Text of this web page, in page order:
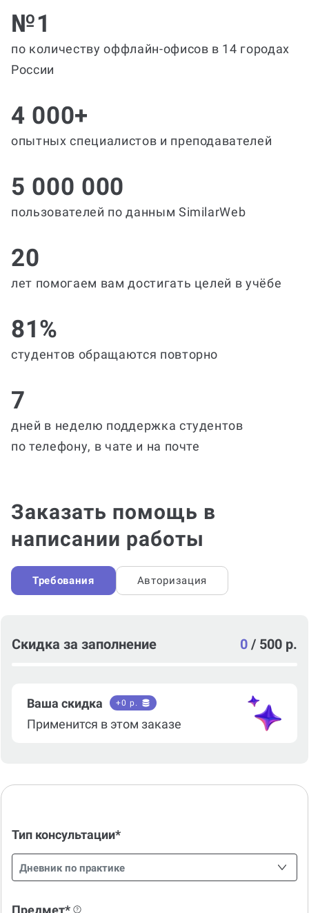
№1
по количеству оффлайн-офисов в 14 городах
России
4 000+
опытных специалистов и преподавателей
5 000 000
пользователей по данным SimilarWeb
20
лет помогаем вам достигать целей в учёбе
81%
студентов обращаются повторно
7
дней в неделю поддержка студентов
по телефону, в чате и на почте
Заказать помощь в
написании работы
Требования Авторизация
Скидка за заполнение 0 / 500 р.
Ваша скидка +0 р.
Применится в этом заказе
Тип консультации*
Дневник по практике
Предмет*